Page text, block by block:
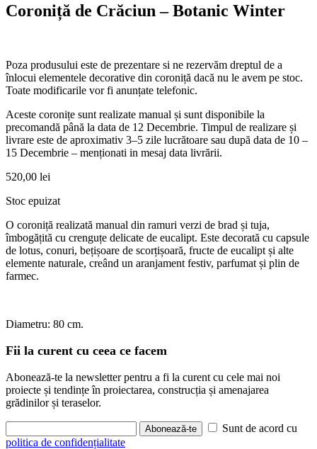
Coroniță de Crăciun – Botanic Winter
Poza produsului este de prezentare si ne rezervăm dreptul de a
înlocui elementele decorative din coroniță dacă nu le avem pe stoc.
Toate modificarile vor fi anunțate telefonic.
Aceste coronițe sunt realizate manual și sunt disponibile la
precomandă până la data de 12 Decembrie. Timpul de realizare și
livrare este de aproximativ 3–5 zile lucrătoare sau după data de 10 –
15 Decembrie – menționati in mesaj data livrării.
520,00 lei
Stoc epuizat
O coroniță realizată manual din ramuri verzi de brad și tuja,
îmbogățită cu crenguțe delicate de eucalipt. Este decorată cu capsule
de lotus, conuri, bețișoare de scorțișoară, fructe de eucalipt și alte
elemente naturale, creând un aranjament festiv, parfumat și plin de
farmec.
Diametru: 80 cm.
Fii la curent cu ceea ce facem
Abonează-te la newsletter pentru a fi la curent cu cele mai noi
proiecte și tendințe în proiectarea, construcția și amenajarea
grădinilor și teraselor.
Abonează-te
Sunt de acord cu
politica de confidențialitate